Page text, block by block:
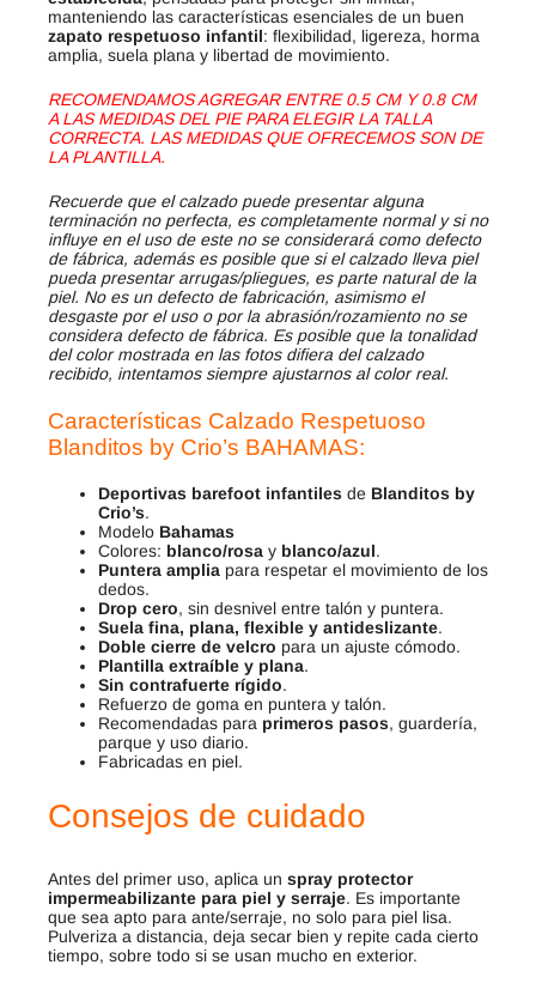
manteniendo las características esenciales de un buen
zapato respetuoso infantil: flexibilidad, ligereza, horma
amplia, suela plana y libertad de movimiento.
RECOMENDAMOS AGREGAR ENTRE 0.5 CM Y 0.8 CM
A LAS MEDIDAS DEL PIE PARA ELEGIR LA TALLA
CORRECTA. LAS MEDIDAS QUE OFRECEMOS SON DE
LA PLANTILLA.
Recuerde que el calzado puede presentar alguna
terminación no perfecta, es completamente normal y si no
influye en el uso de este no se considerará como defecto
de fábrica, además es posible que si el calzado lleva piel
pueda presentar arrugas/pliegues, es parte natural de la
piel. No es un defecto de fabricación, asimismo el
desgaste por el uso o por la abrasión/rozamiento no se
considera defecto de fábrica. Es posible que la tonalidad
del color mostrada en las fotos difiera del calzado
recibido, intentamos siempre ajustarnos al color real.
Características Calzado Respetuoso
Blanditos by Crio’s BAHAMAS:
Deportivas barefoot infantiles de Blanditos by
Crio’s.
Modelo Bahamas
Colores: blanco/rosa y blanco/azul.
Puntera amplia para respetar el movimiento de los
dedos.
Drop cero, sin desnivel entre talón y puntera.
Suela fina, plana, flexible y antideslizante.
Doble cierre de velcro para un ajuste cómodo.
Plantilla extraíble y plana.
Sin contrafuerte rígido.
Refuerzo de goma en puntera y talón.
Recomendadas para primeros pasos, guardería,
parque y uso diario.
Fabricadas en piel.
Consejos de cuidado
Antes del primer uso, aplica un spray protector
impermeabilizante para piel y serraje. Es importante
que sea apto para ante/serraje, no solo para piel lisa.
Pulveriza a distancia, deja secar bien y repite cada cierto
tiempo, sobre todo si se usan mucho en exterior.